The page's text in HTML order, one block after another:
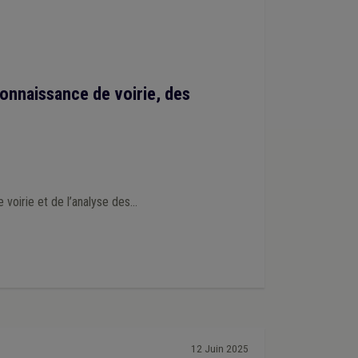
de voirie, des
et de l’analyse des...
12 Juin 2025